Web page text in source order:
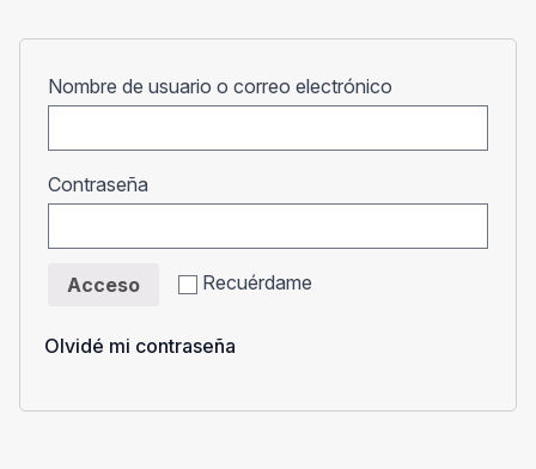
Nombre de usuario o correo electrónico
Contraseña
Recuérdame
Acceso
Olvidé mi contraseña